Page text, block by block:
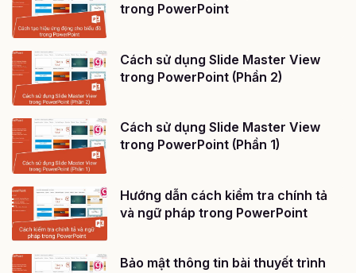
trong PowerPoint
Cách sử dụng Slide Master View
trong PowerPoint (Phần 2)
Cách sử dụng Slide Master View
trong PowerPoint (Phần 1)
Hướng dẫn cách kiểm tra chính tả
và ngữ pháp trong PowerPoint
Bảo mật thông tin bài thuyết trình